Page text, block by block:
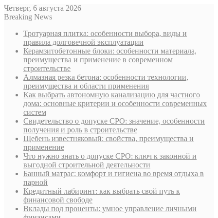
Четверг, 6 августа 2026
Breaking News
Тротуарная плитка: особенности выбора, виды и
правила долговечной эксплуатации
Керамзитобетонные блоки: особенности материала,
преимущества и применение в современном
строительстве
Алмазная резка бетона: особенности технологии,
преимущества и области применения
Как выбрать автономную канализацию для частного
дома: основные критерии и особенности современных
систем
Свидетельство о допуске СРО: значение, особенности
получения и роль в строительстве
Щебень известняковый: свойства, преимущества и
применение
Что нужно знать о допуске СРО: ключ к законной и
выгодной строительной деятельности
Банный матрас: комфорт и гигиена во время отдыха в
парной
Кредитный лабиринт: как выбрать свой путь к
финансовой свободе
Вклады под проценты: умное управление личными